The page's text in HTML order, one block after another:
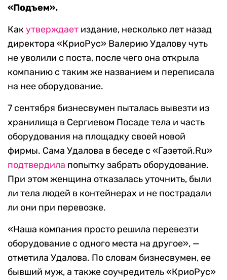
«Подъем».
Какутверждает издание, несколько лет назад
директора «КриоРус» Валерию Удалову чуть
не уволили с поста, после чего она открыла
компанию с таким же названием и переписала
на нее оборудование.
7 сентября бизнесвумен пыталась вывезти из
хранилища в Сергиевом Посаде тела и часть
оборудования на площадку своей новой
фирмы. Сама Удалова в беседе с «Газетой.Ru»
подтвердила попытку забрать оборудование.
При этом женщина отказалась уточнить, были
ли тела людей в контейнерах и не пострадали
ли они при перевозке.
«Наша компания просто решила перевезти
оборудование с одного места на другое», —
отметила Удалова. По словам бизнесвумен, ее
бывший муж, а также соучредитель «КриоРус»